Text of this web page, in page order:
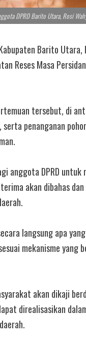
DPRD Barito Utara, Rosi
Kabupaten Barito
Reses Masa
tersebut, di
penanganan
anggota DPRD
akan dibahas
langsung apa
mekanisme
akan dikaji
direalisasikan